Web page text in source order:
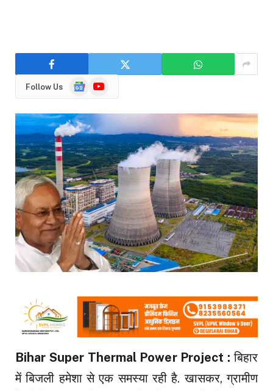
Follow Us
GoogleYouTube
Bihar Super Thermal Power Project :बिहार
में बिजली हमेशा से एक समस्या रही है. खासकर, ग्रामीण